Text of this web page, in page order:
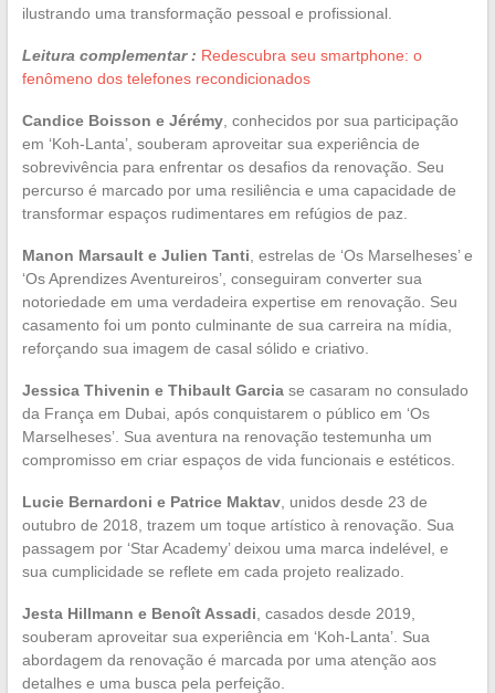
ilustrando uma transformação pessoal e profissional.
Leitura complementar : Redescubra seu smartphone: o
fenômeno dos telefones recondicionados
Candice Boisson e Jérémy, conhecidos por sua participação
em ‘Koh-Lanta’, souberam aproveitar sua experiência de
sobrevivência para enfrentar os desafios da renovação. Seu
percurso é marcado por uma resiliência e uma capacidade de
transformar espaços rudimentares em refúgios de paz.
Manon Marsault e Julien Tanti , estrelas de ‘Os Marselheses’ e
‘Os Aprendizes Aventureiros’, conseguiram converter sua
notoriedade em uma verdadeira expertise em renovação. Seu
casamento foi um ponto culminante de sua carreira na mídia,
reforçando sua imagem de casal sólido e criativo.
Jessica Thivenin e Thibault Garciase casaram no consulado
da França em Dubai, após conquistarem o público em ‘Os
Marselheses’. Sua aventura na renovação testemunha um
compromisso em criar espaços de vida funcionais e estéticos.
Lucie Bernardoni e Patrice Maktav, unidos desde 23 de
outubro de 2018, trazem um toque artístico à renovação. Sua
passagem por ‘Star Academy’ deixou uma marca indelével, e
sua cumplicidade se reflete em cada projeto realizado.
Jesta Hillmann e Benoît Assadi , casados desde 2019,
souberam aproveitar sua experiência em ‘Koh-Lanta’. Sua
abordagem da renovação é marcada por uma atenção aos
detalhes e uma busca pela perfeição.